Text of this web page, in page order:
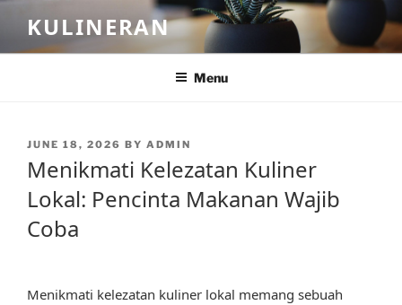
content
KULINERAN
Menu
POSTED
JUNE 18, 2026 BY ADMIN
Menikmati Kelezatan Kuliner
Lokal: Pencinta Makanan Wajib
Coba
Menikmati kelezatan kuliner lokal memang sebuah